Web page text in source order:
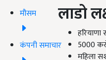
मौसम
कंपनी समाचार
लाडो
5000
महिला